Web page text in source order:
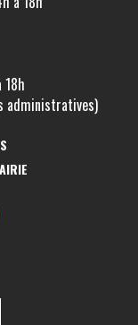
administratives)